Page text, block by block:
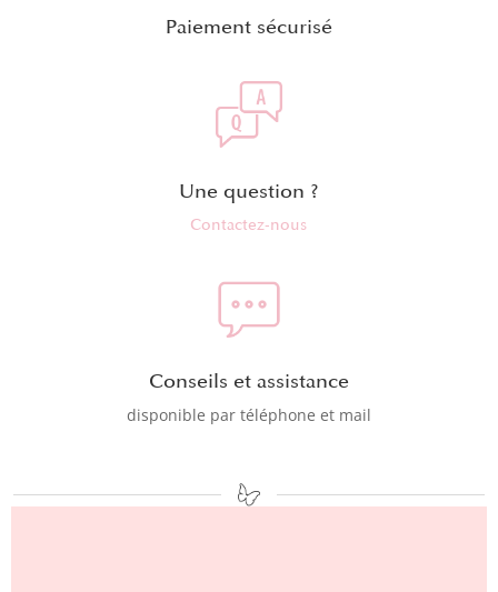
Paiement sécurisé
Une question ?
Contactez-nous
Conseils et assistance
disponible par téléphone et mail